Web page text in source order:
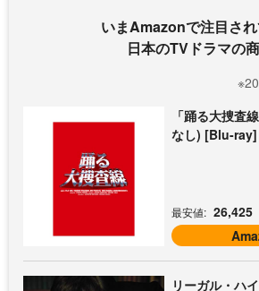
いまAmazonで注目さ
日本のTVドラマの
「踊る大捜査
なし) [Blu-ray]
最安値: 26,425
リーガル・ハ